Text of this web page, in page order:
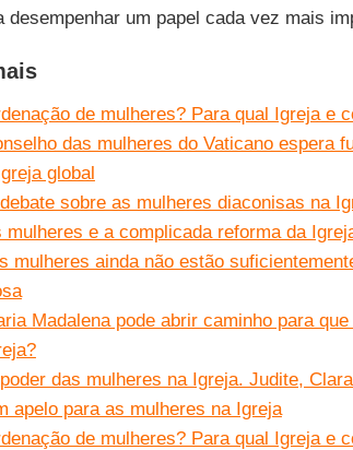
desempenhar um papel cada vez mais
de mulheres? Para qual Igreja e
das mulheres do Vaticano espera
global
sobre as mulheres diaconisas na
mulheres e a complicada reforma da
mulheres ainda não estão
Madalena pode abrir caminho para
das mulheres na Igreja. Judite,
apelo para as mulheres na Igreja
de mulheres? Para qual Igreja e